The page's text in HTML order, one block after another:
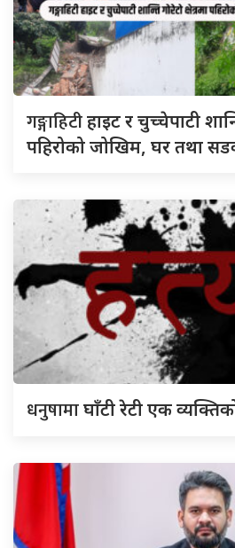
गङ्गाहिटीहाइट र चुच्चेपाटी
पहिरोको जोखिम, घर तथा
धनुषामाघाँटी रेटी एक